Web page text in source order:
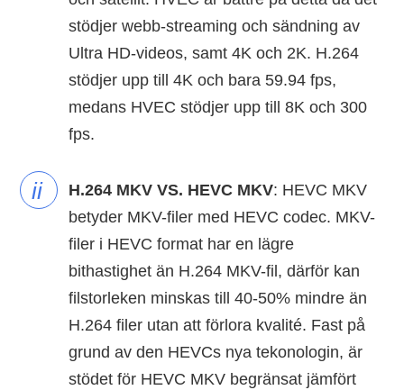
stödjer webb-streaming och sändning av
Ultra HD-videos, samt 4K och 2K. H.264
stödjer upp till 4K och bara 59.94 fps,
medans HVEC stödjer upp till 8K och 300
fps.
ii H.264 MKV VS. HEVC MKV: HEVC MKV
betyder MKV-filer med HEVC codec. MKV-
filer i HEVC format har en lägre
bithastighet än H.264 MKV-fil, därför kan
filstorleken minskas till 40-50% mindre än
H.264 filer utan att förlora kvalité. Fast på
grund av den HEVCs nya tekonologin, är
stödet för HEVC MKV begränsat jämfört